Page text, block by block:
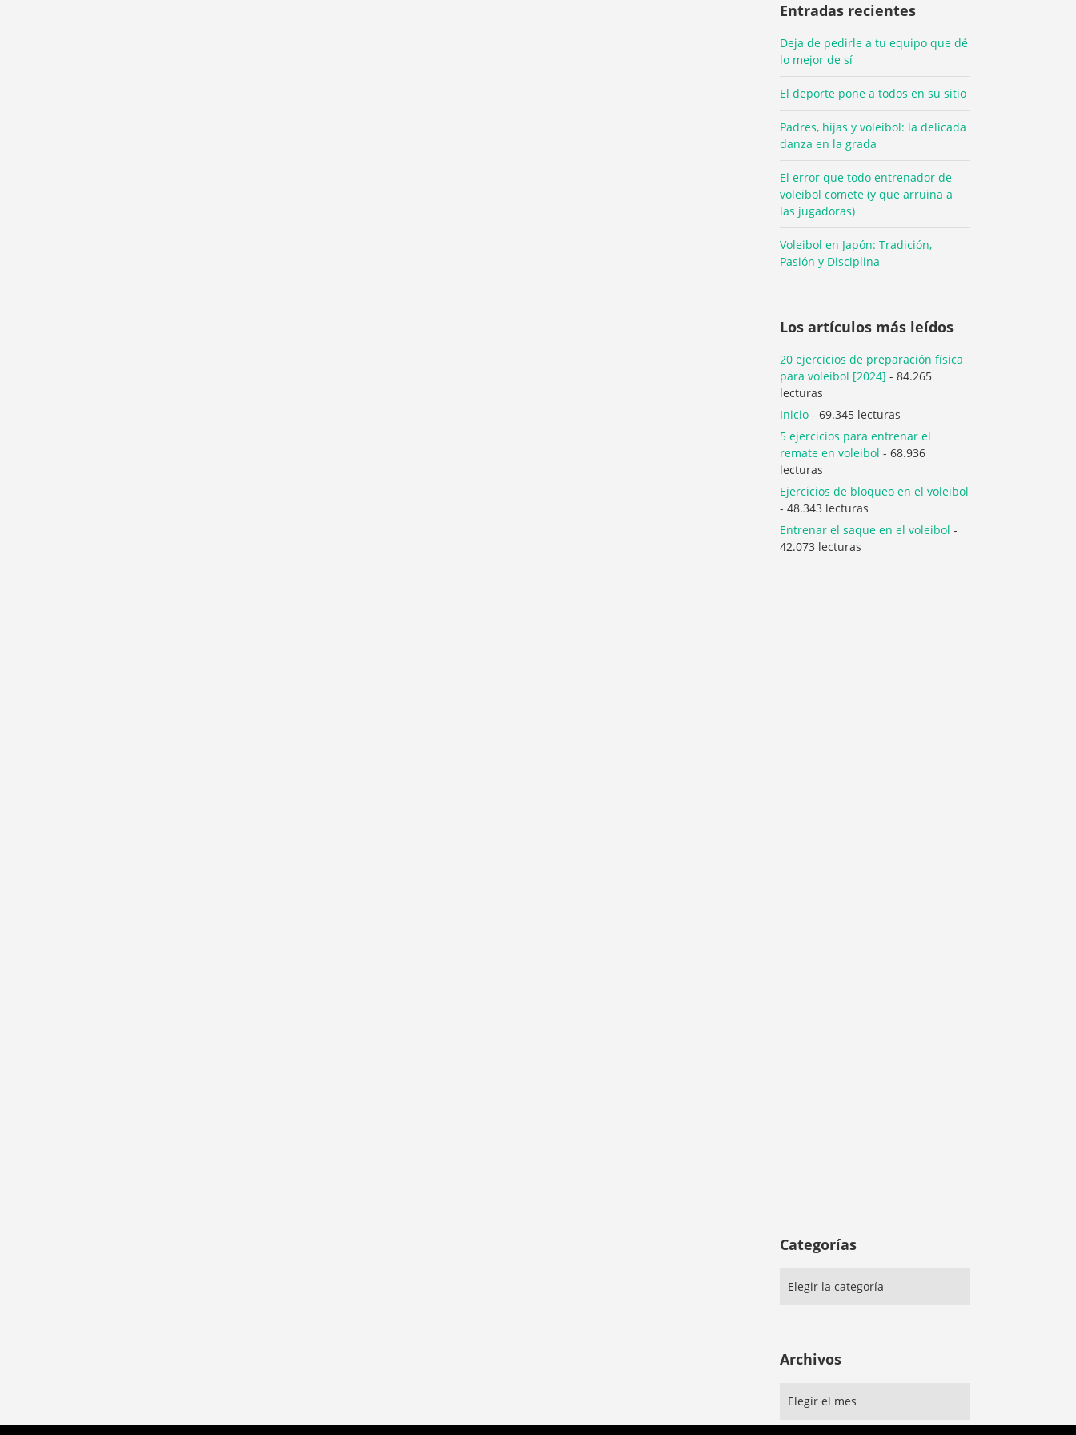
Entradas recientes
Deja de pedirle a tu equipo que dé
lo mejor de sí
El deporte pone a todos en su sitio
Padres, hijas y voleibol: la delicada
danza en la grada
El error que todo entrenador de
voleibol comete (y que arruina a
las jugadoras)
Voleibol en Japón: Tradición,
Pasión y Disciplina
Los artículos más leídos
20 ejercicios de preparación física
para voleibol [2024] - 84.265
lecturas
Inicio - 69.345 lecturas
5 ejercicios para entrenar el
remate en voleibol - 68.936
lecturas
Ejercicios de bloqueo en el voleibol
- 48.343 lecturas
Entrenar el saque en el voleibol -
42.073 lecturas
Categorías
Archivos